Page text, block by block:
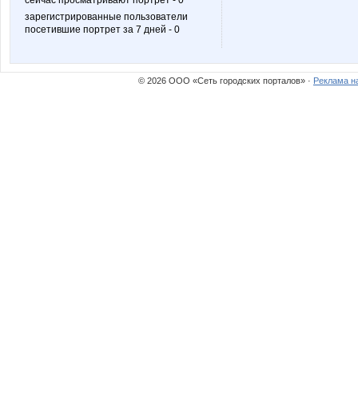
зарегистрированные пользователи
посетившие портрет за 7 дней - 0
© 2026 ООО «Сеть городских порталов» · Реклама